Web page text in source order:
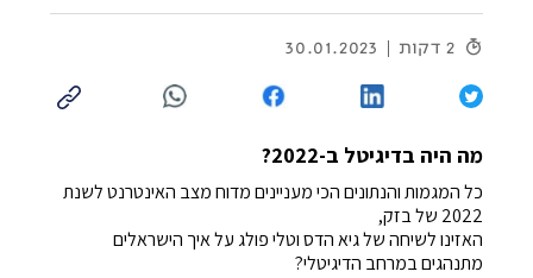
2 דקות 30.01.2023
מה היה בדיגיטל ב-2022?
כל המגמות והנתונים הכי מעניינים מדוח מצב האינטרנט לשנת
2022 של בזק,
האזינו לשיחה של גיא הדס וטלי פולג על איך הישראלים
מתנהגים במרחב הדיגיטלי?